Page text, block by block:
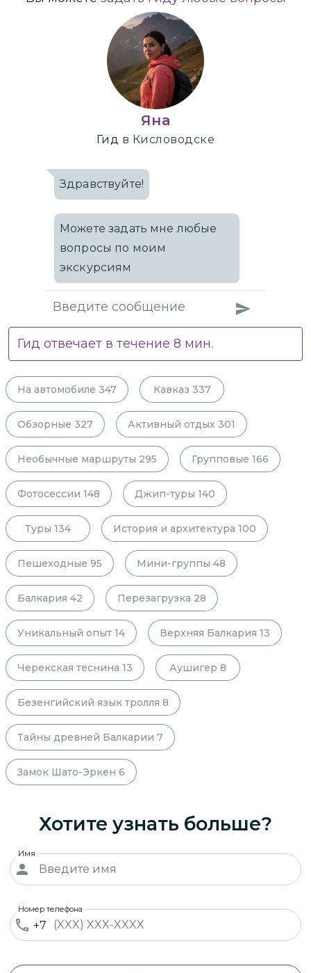
Яна
Гид в Кисловодске
Здравствуйте!
Можете задать мне любые
вопросы по моим
экскурсиям
Гид отвечает в течение 8 мин.
На автомобиле 347 Кавказ 337
Обзорные 327 Активный отдых 301
Необычные маршруты 295 Групповые 166
Фотосессии 148 Джип-туры 140
Туры 134 История и архитектура 100
Пешеходные 95 Мини-группы 48
Балкария 42 Перезагрузка 28
Уникальный опыт 14 Верхняя Балкария 13
Черекская теснина 13 Аушигер 8
Безенгийский язык тролля 8
Тайны древней Балкарии 7
Замок Шато-Эркен 6
Хотите узнать больше?
Имя
+7
Номер телефона